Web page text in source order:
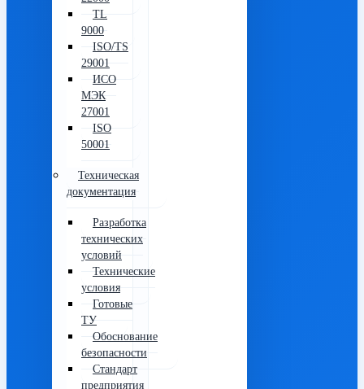
TL
9000
ISO/TS
29001
ИСО
МЭК
27001
ISO
50001
Техническая
документация
Разработка
технических
условий
Технические
условия
Готовые
ТУ
Обоснование
безопасности
Стандарт
предприятия